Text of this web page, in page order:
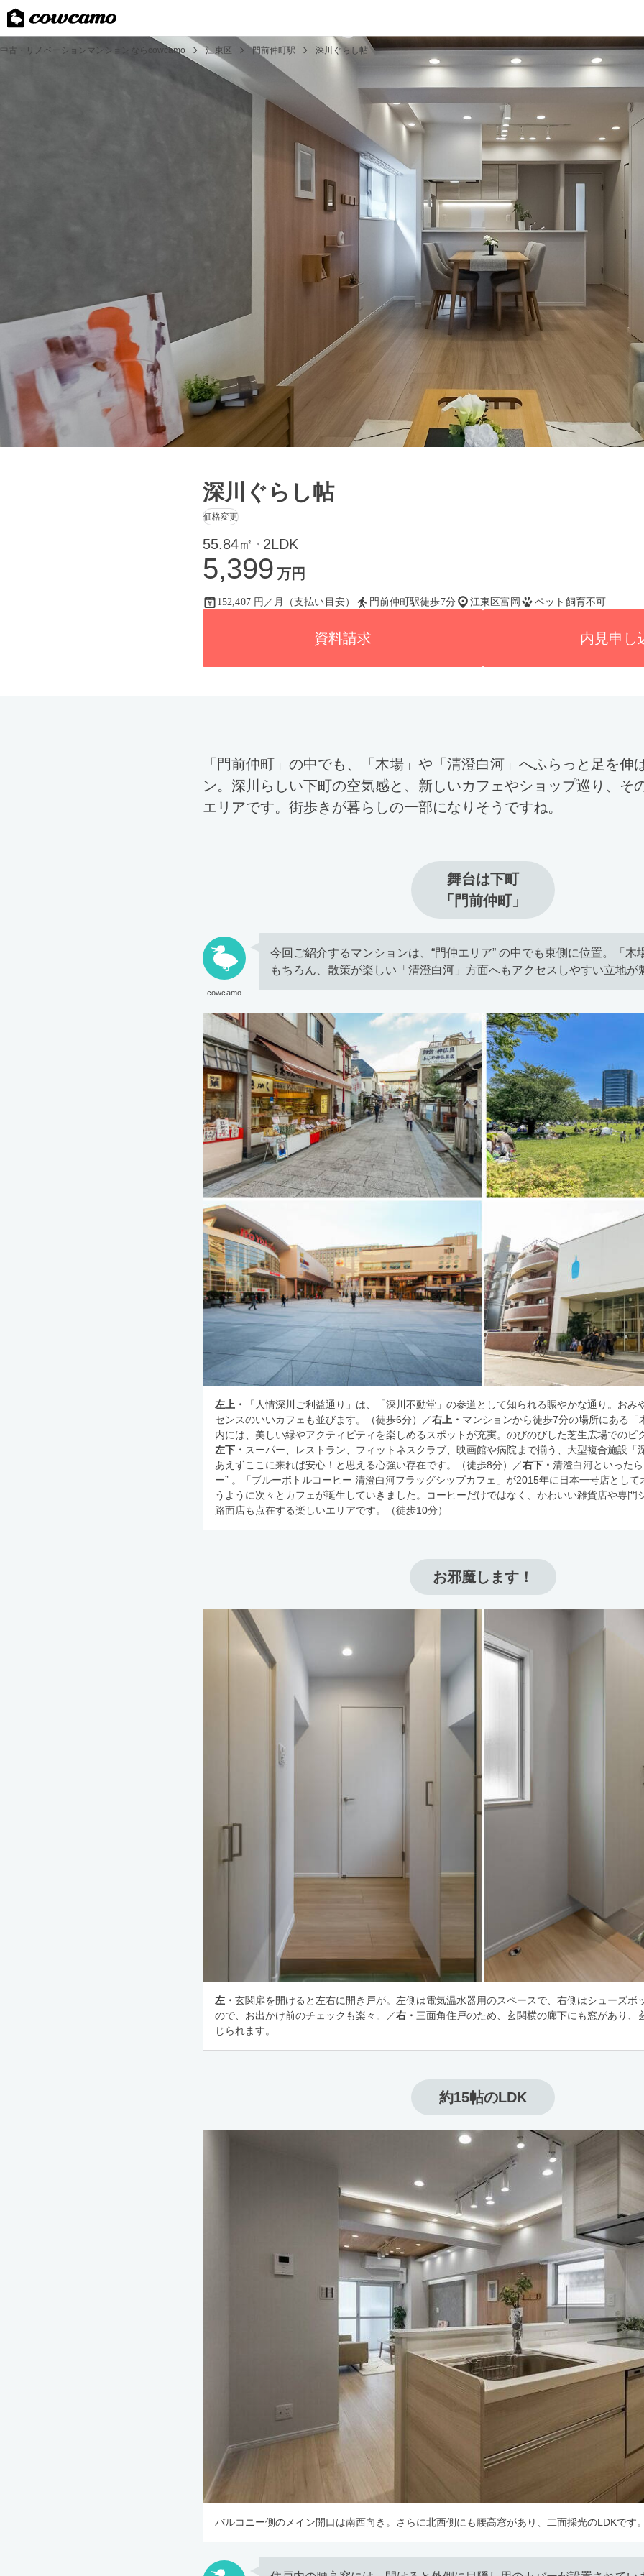
中古・リノベーションマンションならcowcamo 江東区 門前仲町駅 深川ぐらし帖
深川ぐらし帖
価格変更
55.84㎡ ・ 2LDK
5,399 万円
152,407 円／月（支払い目安） 門前仲町駅徒歩7分 江東区富岡 ペット飼育不可
資料請求 内見申し
「門前仲町」の中でも、「木場」や「清澄白河」へふらっと足を伸
ン。深川らしい下町の空気感と、新しいカフェやショップ巡り、そ
エリアです。街歩きが暮らしの一部になりそうですね。
舞台は下町
「門前仲町」
cowcamo
今回ご紹介するマンションは、“門仲エリア” の中でも東側に位置。「木
もちろん、散策が楽しい「清澄白河」方面へもアクセスしやすい立地
左上・
「人情深川ご利益通り」は、「深川不動堂」の参道として知られる賑やかな通り。おみ
センスのいいカフェも並びます。（徒歩6分）／右上・ マンションから徒歩7分の場所にある「
内には、美しい緑やアクティビティを楽しめるスポットが充実。のびのびした芝生広場でのピ
左下・ スーパー、レストラン、フィットネスクラブ、映画館や病院まで揃う、大型複合施設「
あえずここに来れば安心！と思える心強い存在です。（徒歩8分）／右下・ 清澄白河といった
ー” 。「ブルーボトルコーヒー 清澄白河フラッグシップカフェ」が2015年に日本一号店とし
うように次々とカフェが誕生していきました。コーヒーだけではなく、かわいい雑貨店や専門
路面店も点在する楽しいエリアです。（徒歩10分）
お邪魔します！
左・ 玄関扉を開けると左右に開き戸が。左側は電気温水器用のスペースで、右側はシューズボ
ので、お出かけ前のチェックも楽々。／右・ 三面角住戸のため、玄関横の廊下にも窓があり、
じられます。
約15帖のLDK
バルコニー側のメイン開口は南西向き。さらに北西側にも腰高窓があり、二面採光のLDKです